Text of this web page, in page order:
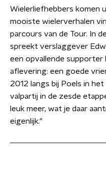
Wielerliefhebbers komen
mooiste wielerverhalen
parcours van de Tour. In
spreekt verslaggever
een opvallende supporter
aflevering: een goede
2012 langs bij Poels in
valpartij in de zesde
leuk meer, wat je daar
eigenlijk."